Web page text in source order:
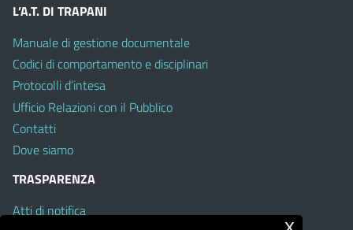
L’A.T. DI TRAPANI
Manuale di gestione documentale
Codici di comportamento e disciplinari
Protocolli d’intesa
Ufficio Relazioni con il Pubblico
Contatti
Dove siamo
TRASPARENZA
Atti di notifica